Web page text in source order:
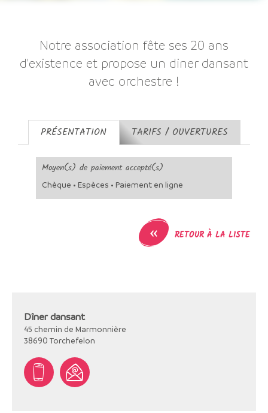
Notre association fête ses 20 ans
d'existence et propose un diner dansant
avec orchestre !
PRÉSENTATION TARIFS / OUVERTURES
Moyen(s) de paiement accepté(s)
Chèque • Espèces • Paiement en ligne
« RETOUR À LA LISTE
Dîner dansant
45 chemin de Marmonnière
38690 Torchefelon